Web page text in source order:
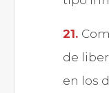
de
en los